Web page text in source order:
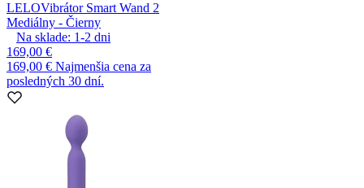
LELOVibrátor Smart Wand 2
Mediálny - Čierny
Na sklade: 1-2 dni
169,00 €
169,00 € Najmenšia cena za
posledných 30 dní.